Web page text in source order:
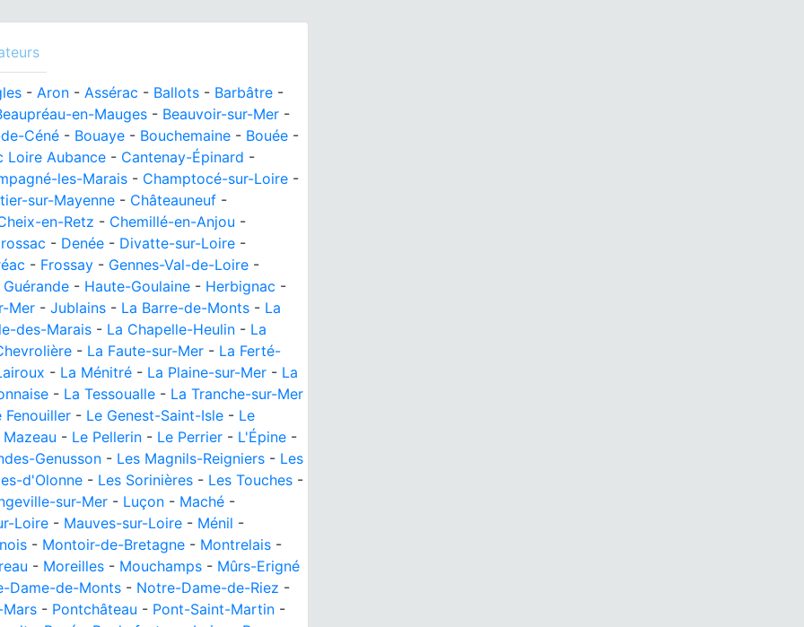
- Aron - Assérac - Ballots - Barbâtre -
en-Mauges - Beauvoir-sur-Mer -
Céné - Bouaye - Bouchemaine - Bouée -
Loire Aubance - Cantenay-Épinard -
les-Marais - Champtocé-sur-Loire -
sur-Mayenne - Châteauneuf -
en-Retz - Chemillé-en-Anjou -
- Denée - Divatte-sur-Loire -
- Frossay - Gennes-Val-de-Loire -
Guérande - Haute-Goulaine - Herbignac -
Mer - Jublains - La Barre-de-Monts - La
des-Marais - La Chapelle-Heulin - La
- La Faute-sur-Mer - La Ferté-
- La Ménitré - La Plaine-sur-Mer - La
- La Tessoualle - La Tranche-sur-Mer
Fenouiller - Le Genest-Saint-Isle - Le
Mazeau - Le Pellerin - Le Perrier - L'Épine -
Genusson - Les Magnils-Reigniers - Les
d'Olonne - Les Sorinières - Les Touches -
sur-Mer - Luçon - Maché -
Loire - Mauves-sur-Loire - Ménil -
- Montoir-de-Bretagne - Montrelais -
- Moreilles - Mouchamps - Mûrs-Erigné
Dame-de-Monts - Notre-Dame-de-Riez -
- Pontchâteau - Pont-Saint-Martin -